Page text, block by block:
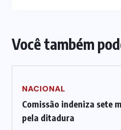
Você também
NACIONAL
Comissão indeniza sete
pela ditadura